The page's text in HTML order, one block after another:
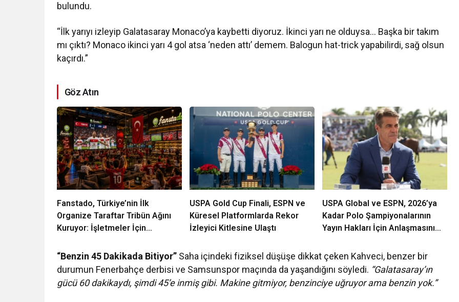
bulundu.
“İlk yarıyı izleyip Galatasaray Monaco’ya kaybetti diyoruz. İkinci yarı ne olduysa… Başka bir takım
mı çıktı? Monaco ikinci yarı 4 gol atsa ‘neden attı’ demem. Balogun hat-trick yapabilirdi, sağ olsun
kaçırdı.”
Göz Atın
Fanstado, Türkiye’nin İlk
Organize Taraftar Tribün Ağını
Kuruyor: İşletmeler İçin
USPA Gold Cup Finali, ESPN ve
Küresel Platformlarda Rekor
İzleyici Kitlesine Ulaştı
USPA Global ve ESPN, 2026’ya
Kadar Polo Şampiyonalarının
Yayın Hakları İçin Anlaşmasını
“Benzin 45 Dakikada Bitiyor” Saha içindeki fiziksel düşüşe dikkat çeken Kahveci, benzer bir
durumun Fenerbahçe derbisi ve Samsunspor maçında da yaşandığını söyledi. “Galatasaray’ın
gücü 60 dakikaydı, şimdi 45’e inmiş gibi. Makine gitmiyor, benzinciye uğruyor ama benzin yok.”